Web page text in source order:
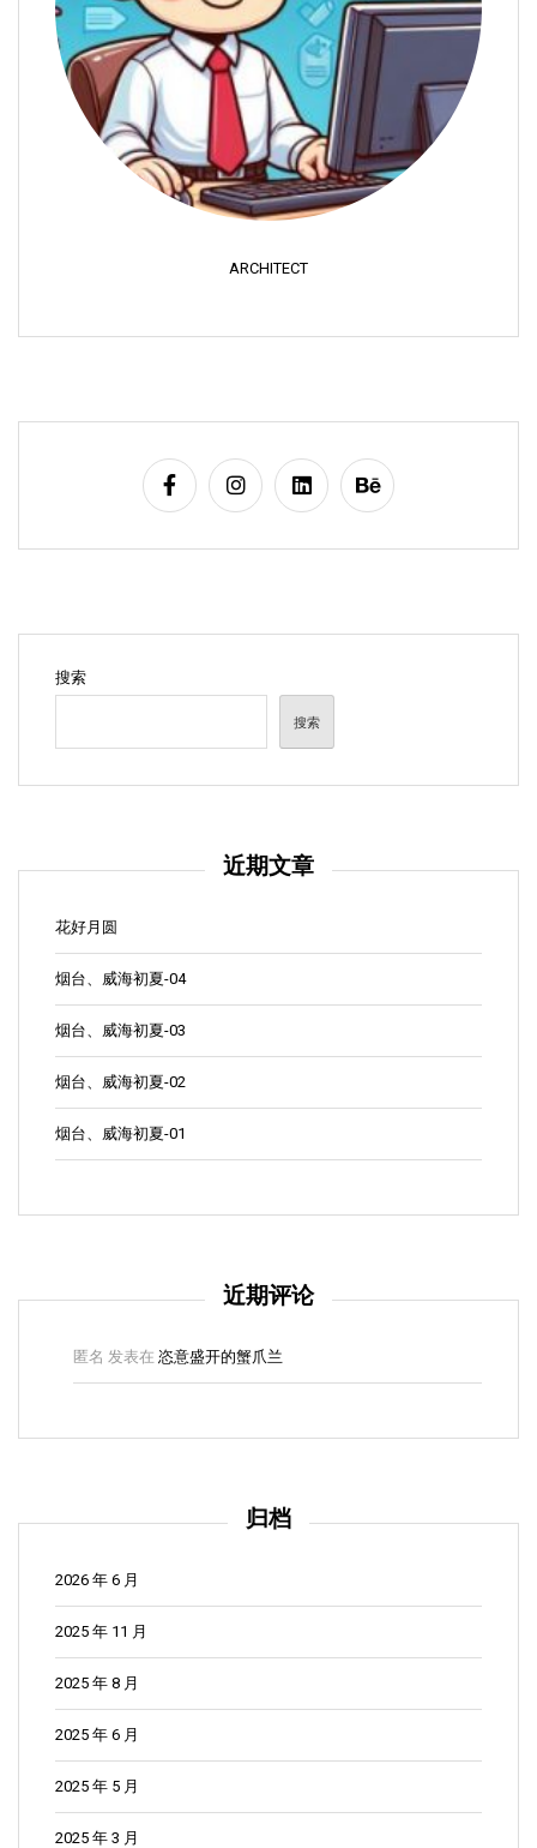
ARCHITECT
搜索
搜索
近期文章
花好月圆
烟台、威海初夏-04
烟台、威海初夏-03
烟台、威海初夏-02
烟台、威海初夏-01
近期评论
匿名 发表在 恣意盛开的蟹爪兰
归档
2026 年 6 月
2025 年 11 月
2025 年 8 月
2025 年 6 月
2025 年 5 月
2025 年 3 月